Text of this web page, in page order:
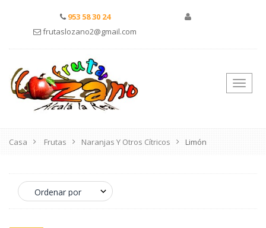
953 58 30 24
frutaslozano2@gmail.com
Casa Frutas Naranjas Y Otros Cítricos Limón